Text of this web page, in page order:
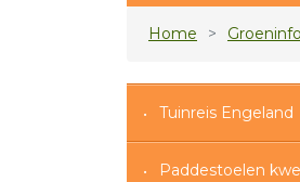
Home Groeninfo
Tuinreis Engeland
Paddestoelen